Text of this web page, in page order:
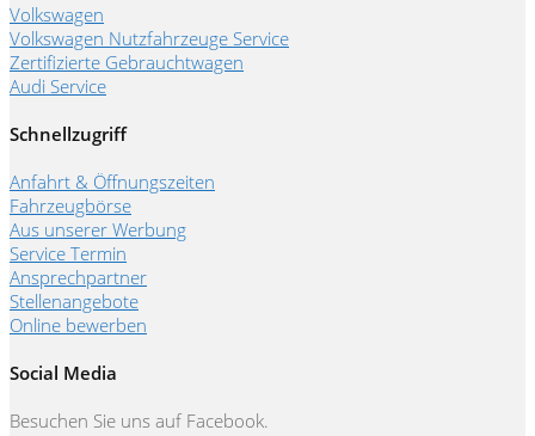
Volkswagen
Volkswagen Nutzfahrzeuge Service
Zertifizierte Gebrauchtwagen
Audi Service
Schnellzugriff
Anfahrt & Öffnungszeiten
Fahrzeugbörse
Aus unserer Werbung
Service Termin
Ansprechpartner
Stellenangebote
Online bewerben
Social Media
Besuchen Sie uns auf Facebook.